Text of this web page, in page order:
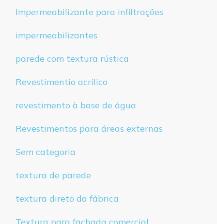
Impermeabilizante para infiltrações
impermeabilizantes
parede com textura rústica
Revestimentio acrílico
revestimento à base de água
Revestimentos para áreas externas
Sem categoria
textura de parede
textura direto da fábrica